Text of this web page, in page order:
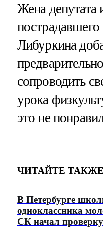
Жена депутата
Либуркина
сопроводить
урока
это не
ЧИТАЙТЕ ТАКЖЕ
В Петербурге
одноклассника
СК начал проверку